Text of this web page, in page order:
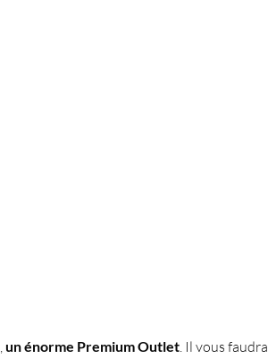
un énorme Premium Outlet . Il vous faudra